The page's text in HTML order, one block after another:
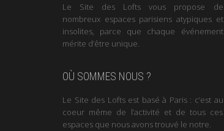
Le Site des Lofts vous propose de
nombreux espaces parisiens atypiques et
insolites, parce que chaque événement
mérite d’être unique.
OÙ SOMMES NOUS ?
Le Site des Lofts est basé à Paris : c’est au
coeur même de l’activité et de tous ces
espaces que nous avons trouvé le notre.